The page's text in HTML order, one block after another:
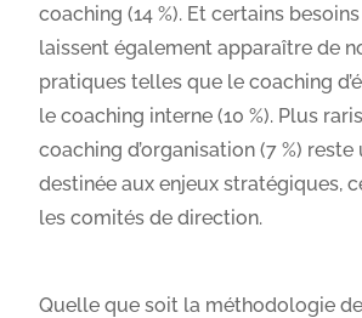
coaching (14 %). Et certains
laissent également apparaître de
pratiques telles que le coaching
le coaching interne (10 %). Plus
coaching d’organisation (7 %)
destinée aux enjeux stratégiques,
les comités de direction.
Quelle que soit la méthodologie